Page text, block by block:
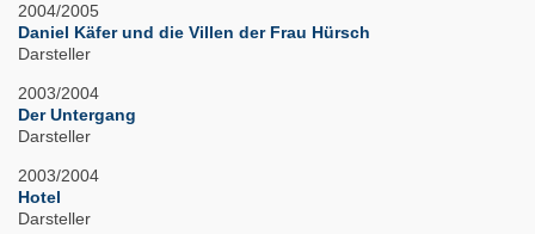
2004/2005
Daniel Käfer und die Villen der Frau Hürsch
Darsteller
2003/2004
Der Untergang
Darsteller
2003/2004
Hotel
Darsteller